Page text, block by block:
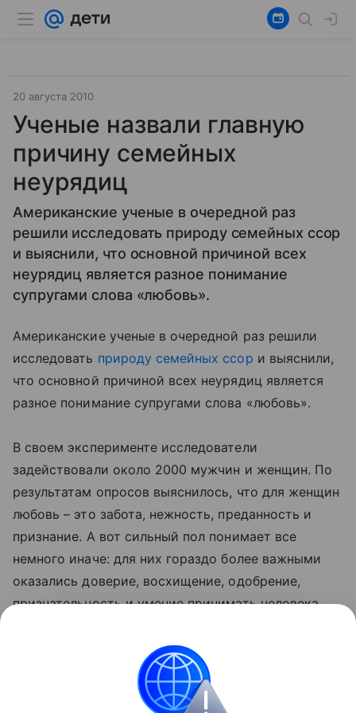
20 августа 2010
Ученые назвали главную
причину семейных
неурядиц
Американские ученые в очередной раз
решили исследовать природу семейных ссор
и выяснили, что основной причиной всех
неурядиц является разное понимание
супругами слова «любовь».
Американские ученые в очередной раз решили
исследовать природу семейных ссор и выяснили,
что основной причиной всех неурядиц является
разное понимание супругами слова «любовь».
В своем эксперименте исследователи
задействовали около 2000 мужчин и женщин. По
результатам опросов выяснилось, что для женщин
любовь – это забота, нежность, преданность и
признание. А вот сильный пол понимает все
немного иначе: для них гораздо более важными
оказались доверие, восхищение, одобрение,
признательность и умение принимать человека
Интересно также, что большинство американцев
предпочитают решать возникшие проблемы дома,